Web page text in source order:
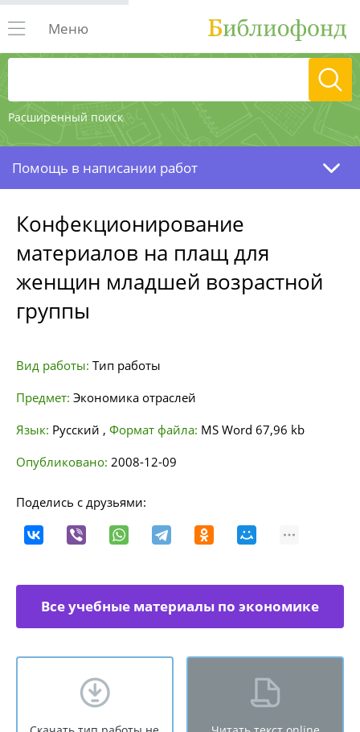
Расширенный поиск
Меню
Помощь в написании работ
Конфекционирование
материалов на плащ для
женщин младшей возрастной
группы
Вид работы: Тип работы
Предмет: Экономика отраслей
Язык: Русский , Формат файла: MS Word 67,96 kb
Опубликовано: 2008-12-09
Поделись с друзьями:
Все учебные материалы по экономике